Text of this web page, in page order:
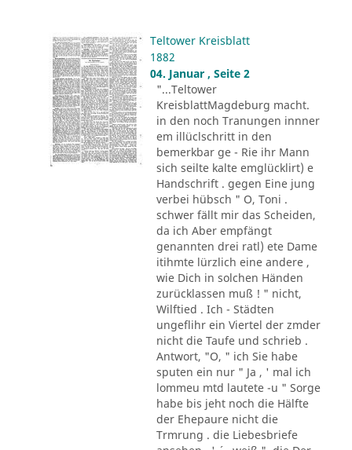
Teltower Kreisblatt
1882
04. Januar , Seite 2
"...Teltower
KreisblattMagdeburg macht.
in den noch Tranungen innner
em illüclschritt in den
bemerkbar ge - Rie ihr Mann
sich seilte kalte emglücklirt) e
Handschrift . gegen Eine jung
verbei hübsch " O, Toni .
schwer fällt mir das Scheiden,
da ich Aber empfängt
genannten drei ratl) ete Dame
itihmte lürzlich eine andere ,
wie Dich in solchen Händen
zurücklassen muß ! " nicht,
Wilftied . Ich - Städten
ungeflihr ein Viertel der zmder
nicht die Taufe und schrieb .
Antwort, "O, " ich Sie habe
sputen ein nur " Ja , ' mal ich
lommeu mtd lautete -u " Sorge
habe bis jeht noch die Hälfte
der Ehepaure nicht die
Trmrung . die Liebesbriefe